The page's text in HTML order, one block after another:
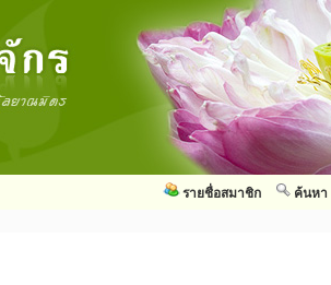
ค้นหา
รายชื่อสมาชิก